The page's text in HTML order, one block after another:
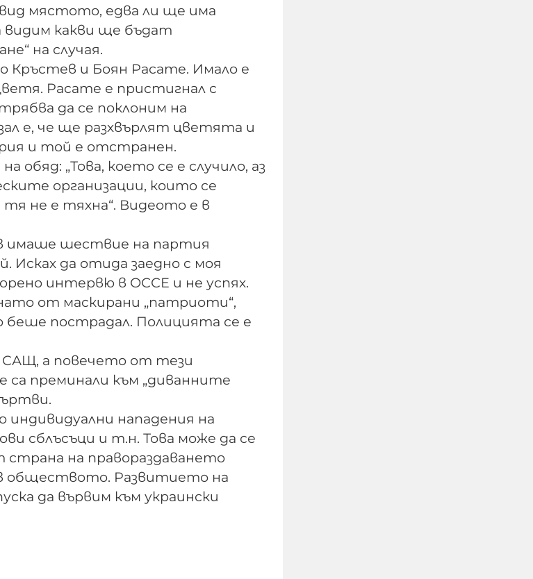
мястото, едва ли ще има
видим какви ще бъдат
на случая.
Кръстев и Боян Расате. Имало е
Расате е пристигнал с
да се поклоним на
е, че ще разхвърлят цветята и
и той е отстранен.
обяд: „Това, което се е случило, аз
организации, които се
не е тяхна“. Видеото е в
имаше шествие на партия
Исках да отида заедно с моя
интервю в ОССЕ и не успях.
от маскирани „патриоти“,
беше пострадал. Полицията се е
САЩ, а повечето от тези
са преминали към „диванните
индивидуални нападения на
сблъсъци и т.н. Това може да се
на правораздаването
обществото. Развитието на
да вървим към украински